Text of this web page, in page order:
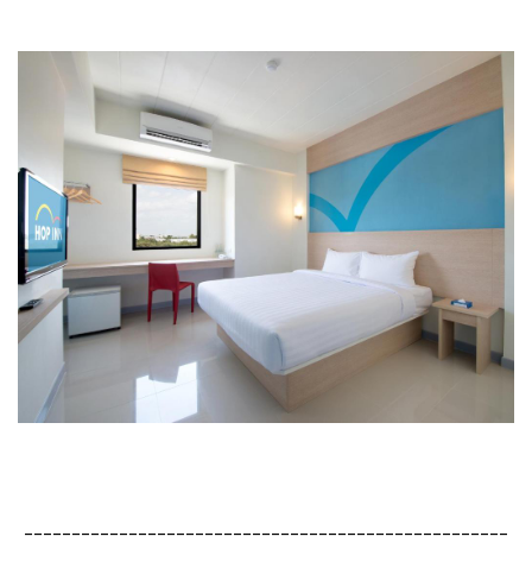
---------------------------------------------------